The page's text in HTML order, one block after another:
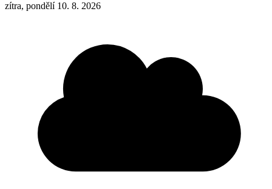
zítra, pondělí 10. 8. 2026